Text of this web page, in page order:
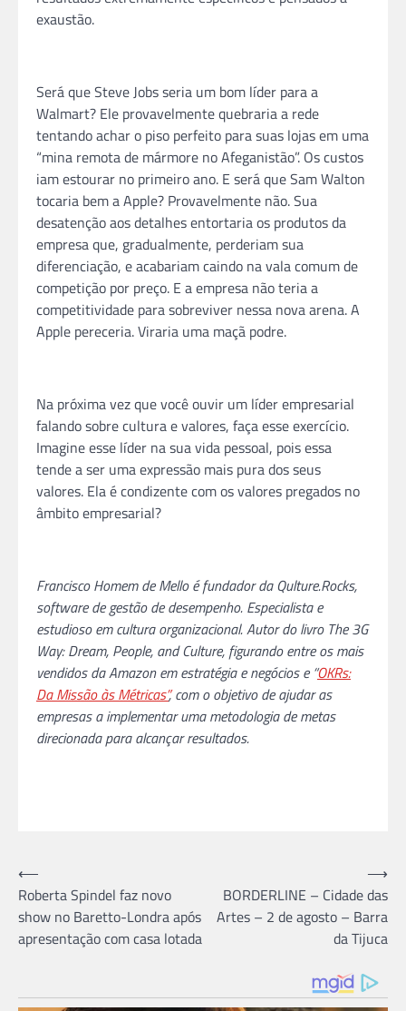
exaustão.
Será que Steve Jobs seria um bom líder para a
Walmart? Ele provavelmente quebraria a rede
tentando achar o piso perfeito para suas lojas em uma
“mina remota de mármore no Afeganistão”. Os custos
iam estourar no primeiro ano. E será que Sam Walton
tocaria bem a Apple? Provavelmente não. Sua
desatenção aos detalhes entortaria os produtos da
empresa que, gradualmente, perderiam sua
diferenciação, e acabariam caindo na vala comum de
competição por preço. E a empresa não teria a
competitividade para sobreviver nessa nova arena. A
Apple pereceria. Viraria uma maçã podre.
Na próxima vez que você ouvir um líder empresarial
falando sobre cultura e valores, faça esse exercício.
Imagine esse líder na sua vida pessoal, pois essa
tende a ser uma expressão mais pura dos seus
valores. Ela é condizente com os valores pregados no
âmbito empresarial?
Francisco Homem de Mello é fundador da Qulture.Rocks,
software de gestão de desempenho. Especialista e
estudioso em cultura organizacional. Autor do livro The 3G
Way: Dream, People, and Culture, figurando entre os mais
vendidos da Amazon em estratégia e negócios e “OKRs:
Da Missão às Métricas”, com o objetivo de ajudar as
empresas a implementar uma metodologia de metas
direcionada para alcançar resultados.
Navegação
de
Post
⟵
Roberta Spindel faz novo
show no Baretto-Londra após
apresentação com casa lotada
BORDERLINE – Cidade das
Artes – 2 de agosto – Barra
da Tijuca
⟶